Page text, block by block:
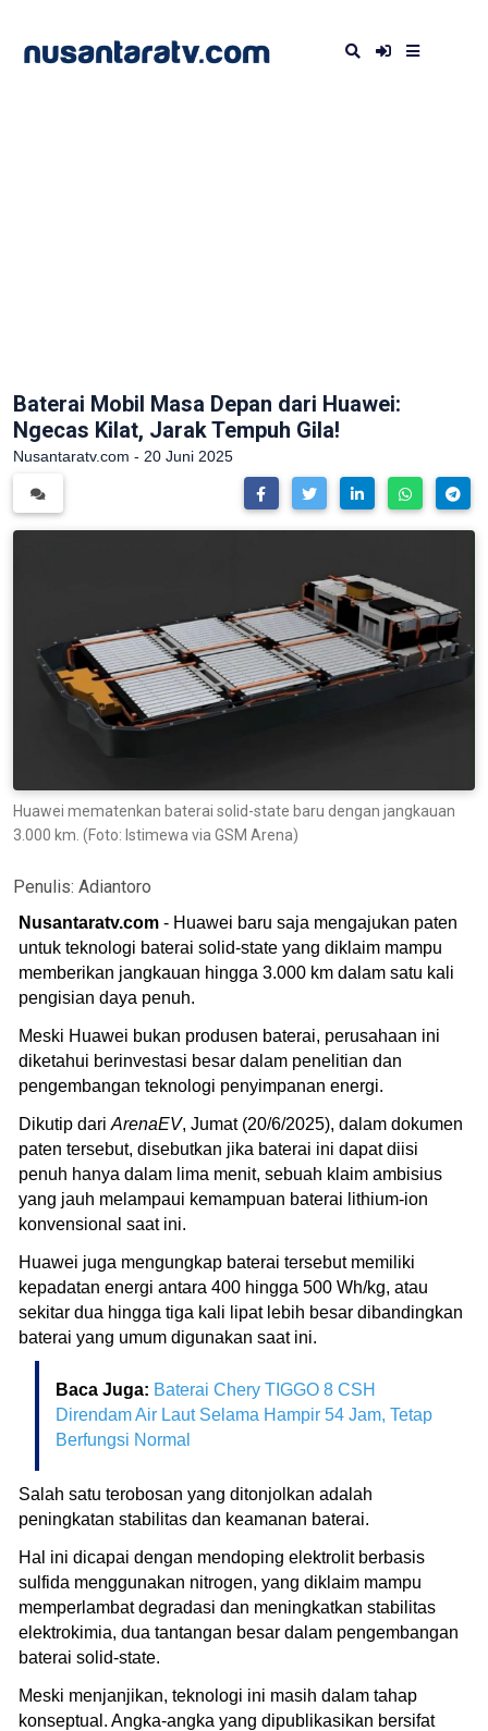
Baterai Mobil Masa Depan dari Huawei:
Ngecas Kilat, Jarak Tempuh Gila!
Nusantaratv.com - 20 Juni 2025
Huawei mematenkan baterai solid-state baru dengan jangkauan
3.000 km. (Foto: Istimewa via GSM Arena)
Penulis: Adiantoro
Nusantaratv.com - Huawei baru saja mengajukan paten
untuk teknologi baterai solid-state yang diklaim mampu
memberikan jangkauan hingga 3.000 km dalam satu kali
pengisian daya penuh.
Meski Huawei bukan produsen baterai, perusahaan ini
diketahui berinvestasi besar dalam penelitian dan
pengembangan teknologi penyimpanan energi.
Dikutip dari ArenaEV, Jumat (20/6/2025), dalam dokumen
paten tersebut, disebutkan jika baterai ini dapat diisi
penuh hanya dalam lima menit, sebuah klaim ambisius
yang jauh melampaui kemampuan baterai lithium-ion
konvensional saat ini.
Huawei juga mengungkap baterai tersebut memiliki
kepadatan energi antara 400 hingga 500 Wh/kg, atau
sekitar dua hingga tiga kali lipat lebih besar dibandingkan
baterai yang umum digunakan saat ini.
Baca Juga: Baterai Chery TIGGO 8 CSH
Direndam Air Laut Selama Hampir 54 Jam, Tetap
Berfungsi Normal
Salah satu terobosan yang ditonjolkan adalah
peningkatan stabilitas dan keamanan baterai.
Hal ini dicapai dengan mendoping elektrolit berbasis
sulfida menggunakan nitrogen, yang diklaim mampu
memperlambat degradasi dan meningkatkan stabilitas
elektrokimia, dua tantangan besar dalam pengembangan
baterai solid-state.
Meski menjanjikan, teknologi ini masih dalam tahap
konseptual. Angka-angka yang dipublikasikan bersifat